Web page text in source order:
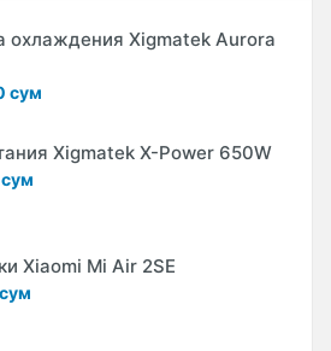
охлаждения Xigmatek Aurora
сум
Xigmatek X-Power 650W
Xiaomi Mi Air 2SE